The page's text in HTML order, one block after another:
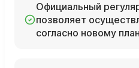
Официальный
позволяет
согласно новому